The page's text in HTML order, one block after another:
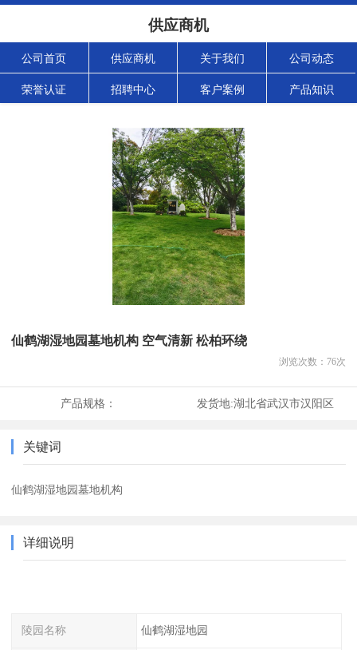
供应商机
公司首页 供应商机 关于我们 公司动态
荣誉认证 招聘中心 客户案例 产品知识
仙鹤湖湿地园墓地机构 空气清新 松柏环绕
浏览次数： 76次
产品规格： 发货地:湖北省武汉市汉阳区
关键词
仙鹤湖湿地园墓地机构
详细说明
陵园名称 仙鹤湖湿地园